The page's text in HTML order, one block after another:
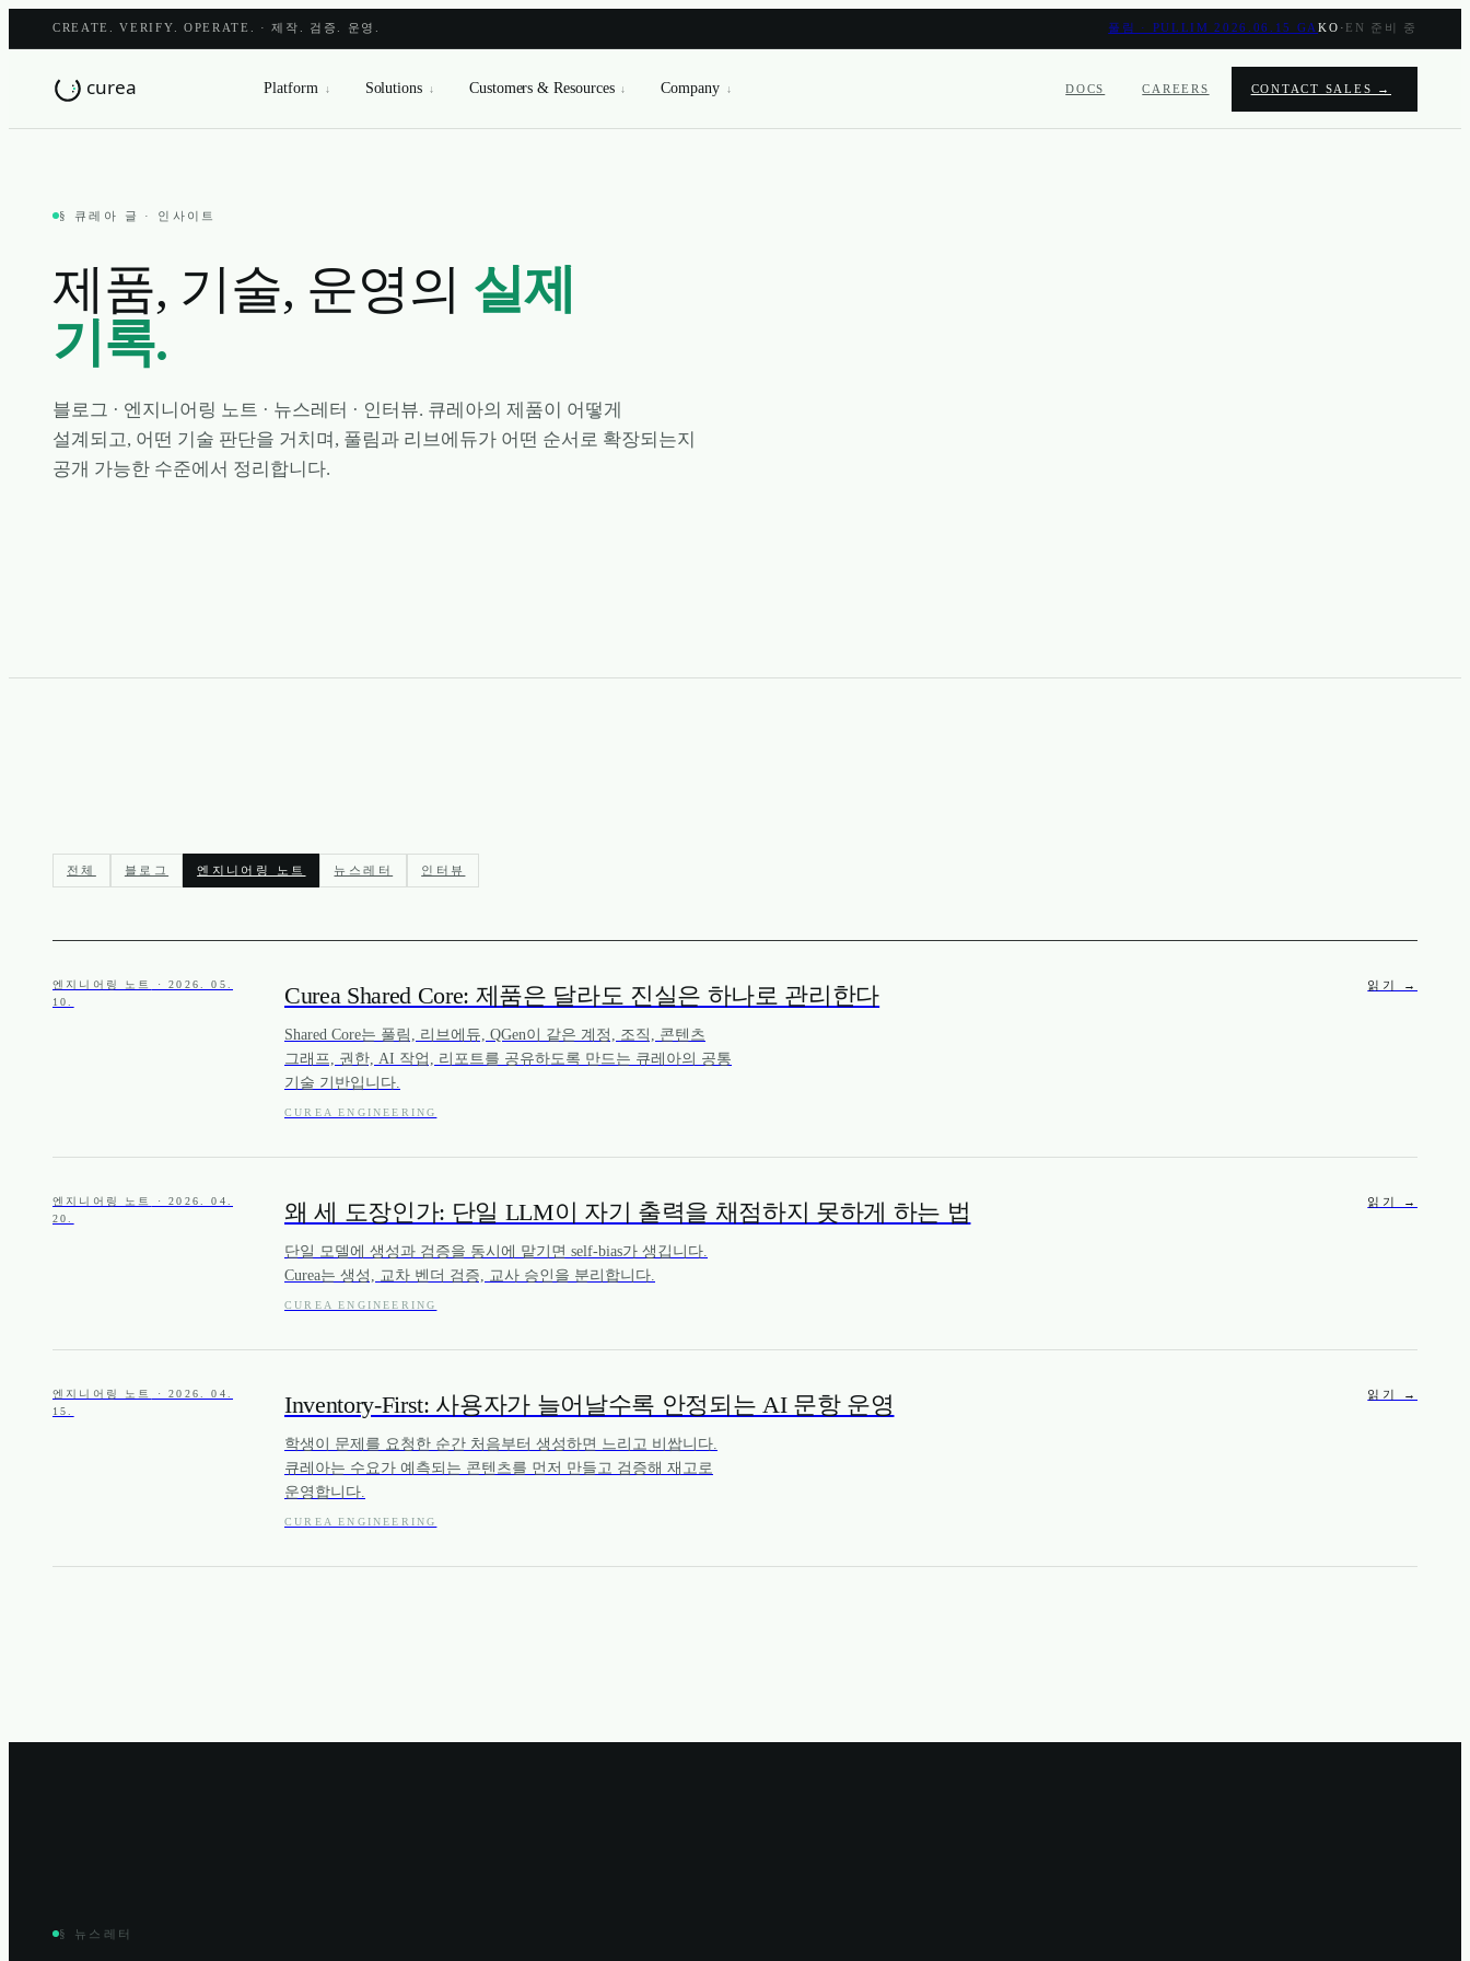
CREATE. VERIFY. OPERATE. · 제작. 검증. 운영. 풀림 · PULLIM 2026.06.15 GAKO · EN 준비 중
Platform ↓ Solutions ↓ Customers & Resources ↓ Company ↓ DOCS CAREERS CONTACT SALES →
§ 큐레아 글 · 인사이트
제품, 기술, 운영의 실제
기록.
블로그 · 엔지니어링 노트 · 뉴스레터 · 인터뷰. 큐레아의 제품이 어떻게
설계되고, 어떤 기술 판단을 거치며, 풀림과 리브에듀가 어떤 순서로 확장되는지
공개 가능한 수준에서 정리합니다.
전체 블로그 엔지니어링 노트 뉴스레터 인터뷰
엔지니어링 노트
· 2026. 05.
10.
Curea Shared Core: 제품은 달라도 진실은 하나로 관리한다
Shared Core는 풀림, 리브에듀, QGen이 같은 계정, 조직, 콘텐츠
그래프, 권한, AI 작업, 리포트를 공유하도록 만드는 큐레아의 공통
기술 기반입니다.
CUREA ENGINEERING
읽기 →
엔지니어링 노트
· 2026. 04.
20.
왜 세 도장인가: 단일 LLM이 자기 출력을 채점하지 못하게 하는 법
단일 모델에 생성과 검증을 동시에 맡기면 self-bias가 생깁니다.
Curea는 생성, 교차 벤더 검증, 교사 승인을 분리합니다.
CUREA ENGINEERING
읽기 →
엔지니어링 노트
· 2026. 04.
15.
Inventory-First: 사용자가 늘어날수록 안정되는 AI 문항 운영
학생이 문제를 요청한 순간 처음부터 생성하면 느리고 비쌉니다.
큐레아는 수요가 예측되는 콘텐츠를 먼저 만들고 검증해 재고로
운영합니다.
CUREA ENGINEERING
읽기 →
§ 뉴스레터